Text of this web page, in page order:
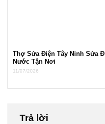
Thợ Sửa Điện Tây Ninh Sửa
Nước Tận Nơi
11/07/2026
Trả lời